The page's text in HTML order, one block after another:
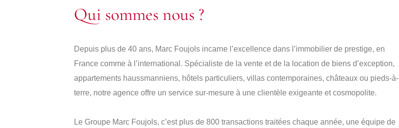
Qui sommes nous ?
Depuis plus de 40 ans, Marc Foujols incarne l’excellence dans l’immobilier de prestige, en
France comme à l’international. Spécialiste de la vente et de la location de biens d’exception,
appartements haussmanniens, hôtels particuliers, villas contemporaines, châteaux ou pieds-à-
terre, notre agence offre un service sur-mesure à une clientèle exigeante et cosmopolite.
Le Groupe Marc Foujols, c’est plus de 800 transactions traitées chaque année, une équipe de